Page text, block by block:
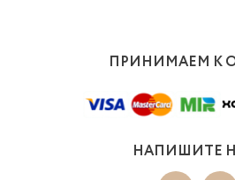
ПРИНИМАЕМ К
НАПИШИТЕ